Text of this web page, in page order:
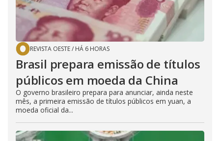
REVISTA OESTE/ HÁ 6 HORAS
Brasil prepara emissão de títulos
públicos em moeda da China
O governo brasileiro prepara para anunciar, ainda neste
mês, a primeira emissão de títulos públicos em yuan, a
moeda oficial da...